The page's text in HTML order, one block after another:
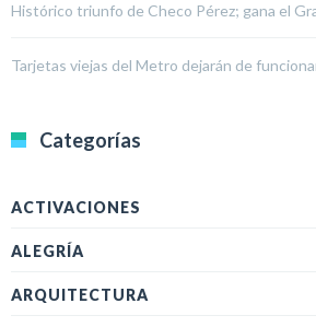
Histórico triunfo de Checo Pérez; gana el
Tarjetas viejas del Metro dejarán de
Categorías
ACTIVACIONES
ALEGRÍA
ARQUITECTURA